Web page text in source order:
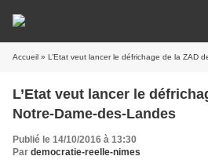
Accueil » L’Etat veut lancer le défrichage de la ZAD
L’Etat veut lancer le
Notre-Dame-des-Landes
Publié le 14/10/2016 à 13:30
Par democratie-reelle-nimes